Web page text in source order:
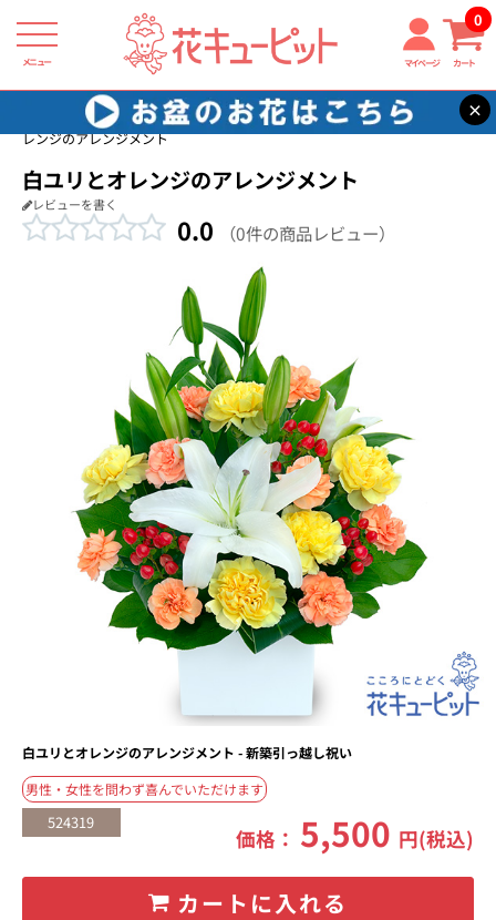
メニュー マイページ カート
0
×
花キューピット 新築引っ越し祝い
【新築引っ越し祝い】白ユリとオ
レンジのアレンジメント
白ユリとオレンジのアレンジメント
レビューを書く
0.0 （0件の商品レビュー）
白ユリとオレンジのアレンジメント - 新築引っ越し祝い
男性・女性を問わず喜んでいただけます
524319
価格： 5,500 円(税込)
カートに入れる